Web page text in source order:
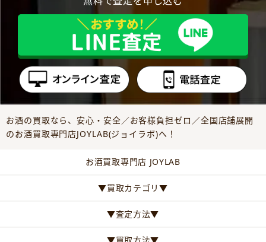
お酒の買取なら、安心・安全／お客様負担ゼロ／全国店舗展開
のお酒買取専門店JOYLAB(ジョイラボ)へ！
お酒買取専門店 JOYLAB
▼買取カテゴリ▼
▼査定方法▼